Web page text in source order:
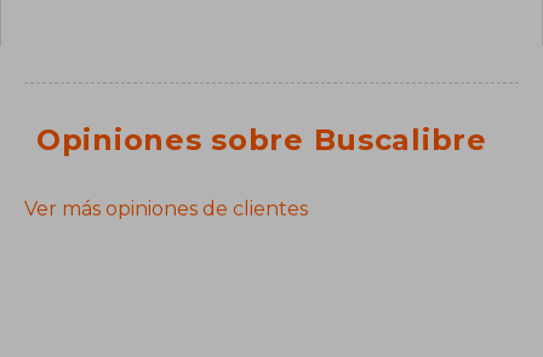
Opiniones sobre Buscalibre
Ver más opiniones de clientes